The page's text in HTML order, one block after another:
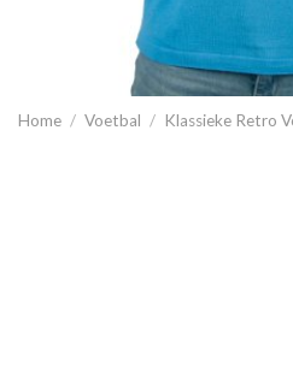
Home / Voetbal / Klassieke Retro